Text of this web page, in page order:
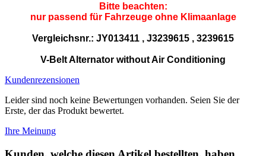
Bitte beachten:
nur passend für Fahrzeuge ohne Klimaanlage
Vergleichsnr.: JY013411 , J3239615 , 3239615
V-BeltAlternator without Air Conditioning
Kundenrezensionen
Leider sind noch keine Bewertungen vorhanden. Seien Sie der
Erste, der das Produkt bewertet.
Ihre Meinung